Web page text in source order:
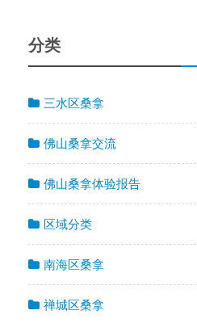
分类
三水区桑拿
佛山桑拿交流
佛山桑拿体验报告
区域分类
南海区桑拿
禅城区桑拿